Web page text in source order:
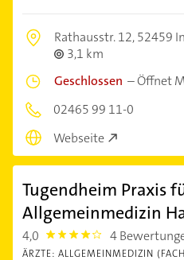
Rathausstr. 12,52459
3,1 km
Geschlossen –Öffnet
02465 99 11-0
Webseite
Tugendheim Praxis
Allgemeinmedizin
4,0 4.0 4
ÄRZTE: ALLGEMEINMEDIZIN